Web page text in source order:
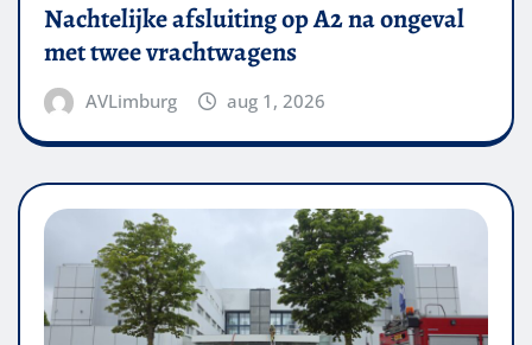
Nachtelijke afsluiting op A2 na ongeval
met twee vrachtwagens
AVLimburg aug 1, 2026